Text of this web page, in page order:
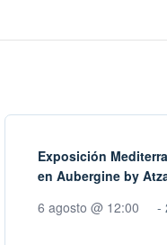
Exposición
en Aubergine by
6 agosto @ 12:00
-